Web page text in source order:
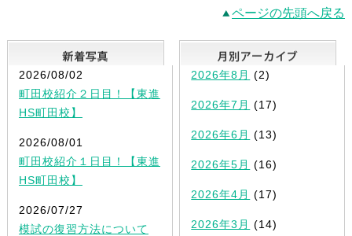
ページの先頭へ戻る
新着写真
2026/08/02
町田校紹介２日目！【東進
HS町田校】
2026/08/01
町田校紹介１日目！【東進
HS町田校】
2026/07/27
模試の復習方法について
2026年8月 (2)
2026年7月 (17)
2026年6月 (13)
2026年5月 (16)
2026年4月 (17)
2026年3月 (14)